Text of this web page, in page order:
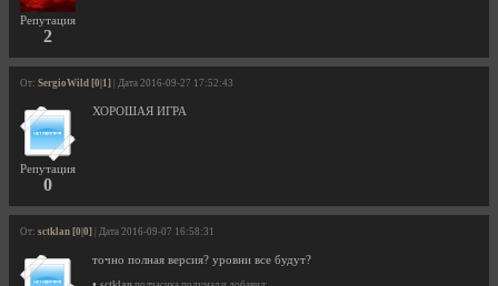
Репутация
2
От: SergioWild [0|1] | Дата 2016-09-27 17:52:43
Репутация
0
ХОРОШАЯ ИГРА
От: sctklan [0|0] | Дата 2016-09-07 16:58:31
точно полная версия? уровни все будут?